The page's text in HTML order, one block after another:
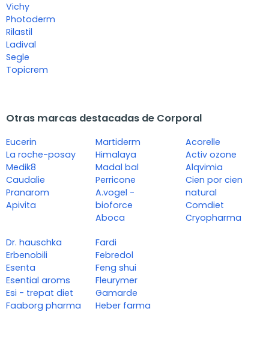
Vichy
Photoderm
Rilastil
Ladival
Segle
Topicrem
Otras marcas destacadas de Corporal
Eucerin
La roche-posay
Medik8
Caudalie
Pranarom
Apivita
Martiderm
Himalaya
Madal bal
Perricone
A.vogel -
bioforce
Aboca
Acorelle
Activ ozone
Alqvimia
Cien por cien
natural
Comdiet
Cryopharma
Dr. hauschka
Erbenobili
Esenta
Esential aroms
Esi - trepat diet
Faaborg pharma
Fardi
Febredol
Feng shui
Fleurymer
Gamarde
Heber farma